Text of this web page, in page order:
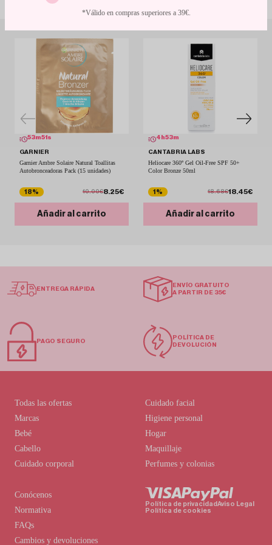
53m51 s
GARNIER
Garnier Ambre Solaire Natural Toallitas
Autobronceadoras Pack (15 unidades)
18% 10.00€8.25€
Añadir al carrito
4 h53m
CANTABRIA LABS
Heliocare 360º Gel Oil-Free SPF 50+
Color Bronze 50ml
1% 18.68€18.45€
Añadir al carrito
ENTREGA RÁPIDA
ENVÍO GRATUITO
A PARTIR DE 35€
PAGO SEGURO
POLÍTICA DE
DEVOLUCIÓN
Conócenos
Normativa
FAQs
Cambios y devoluciones
Todas las ofertas
Marcas
Bebé
Cabello
Cuidado corporal
Cuidado facial
Higiene personal
Hogar
Maquillaje
Perfumes y colonias
Política de privacidadAviso Legal
Política de cookies
*Válido en compras superiores a 39€.